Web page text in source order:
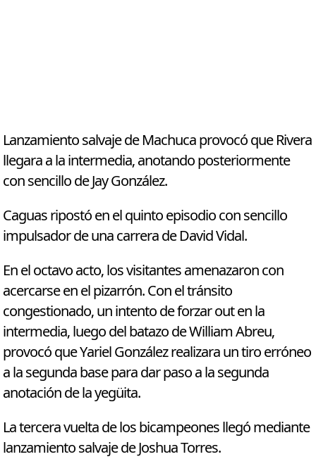
Lanzamiento salvaje de Machuca provocó que Rivera
llegara a la intermedia, anotando posteriormente
con sencillo de Jay González.
Caguas ripostó en el quinto episodio con sencillo
impulsador de una carrera de David Vidal.
En el octavo acto, los visitantes amenazaron con
acercarse en el pizarrón. Con el tránsito
congestionado, un intento de forzar out en la
intermedia, luego del batazo de William Abreu,
provocó que Yariel González realizara un tiro erróneo
a la segunda base para dar paso a la segunda
anotación de la yegüita.
La tercera vuelta de los bicampeones llegó mediante
lanzamiento salvaje de Joshua Torres.